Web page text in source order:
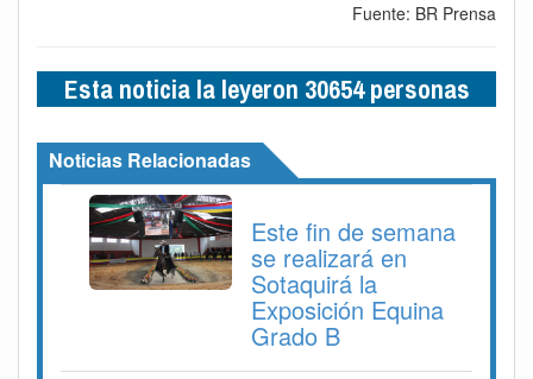
Fuente: BR Prensa
Esta noticia la leyeron 30654 personas
Noticias Relacionadas
Este fin de semana
se realizará en
Sotaquirá la
Exposición Equina
Grado B